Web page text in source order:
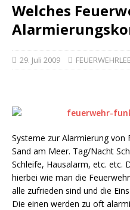
Welches
29. Juli 2009
Systeme zur Alarmierung von
Sand am Meer. Tag/Nacht
Schleife, Hausalarm, etc. etc.
hierbei wie man die
alle zufrieden sind und die
Die einen werden zu oft